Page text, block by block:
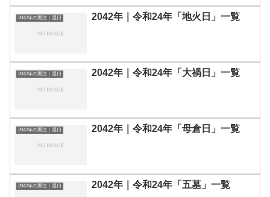
2042年の暦注｜選日 2042年｜令和24年「地火日」一覧
2042年の暦注｜選日 2042年｜令和24年「大禍日」一覧
2042年の暦注｜選日 2042年｜令和24年「母倉日」一覧
2042年の暦注｜選日 2042年｜令和24年「五墓」一覧